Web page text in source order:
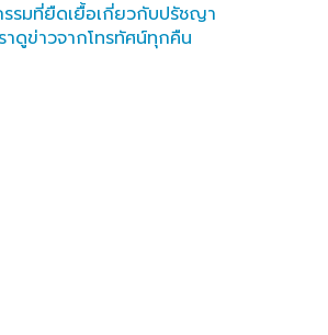
รมที่ยืดเยื้อเกี่ยวกับปรัชญา
าดูข่าวจากโทรทัศน์ทุกคืน